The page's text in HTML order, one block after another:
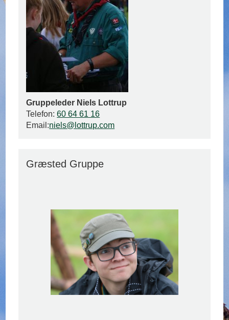
Gruppeleder Niels Lottrup
Telefon:60 64 61 16
Email:niels@lottrup.com
Græsted Gruppe